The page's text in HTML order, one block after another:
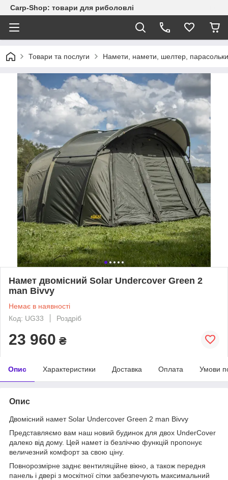
Carp-Shop: товари для риболовлі
Товари та послуги Намети, намети, шелтер, парасольки
Намет двомісний Solar Undercover Green 2
man Bivvy
Немає в наявності
Код: UG33
Роздріб
23 960 ₴
Опис Характеристики Доставка Оплата Умови
Опис
Двомісний намет Solar Undercover Green 2 man Bivvy
Представляємо вам наш новий будинок для двох UnderCover
далеко від дому. Цей намет із безліччю функцій пропонує
величезний комфорт за свою ціну.
Повнорозмірне заднє вентиляційне вікно, а також передня
панель і двері з москітної сітки забезпечують максимальний